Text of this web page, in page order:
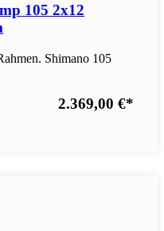
105 2x12
Shimano 105
2.369,00 €*